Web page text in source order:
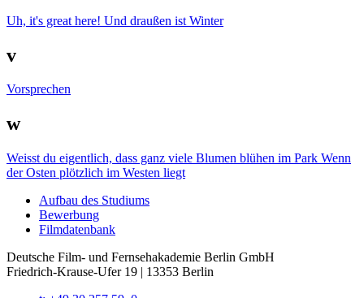
Uh, it's great here! Und draußen ist Winter
v
Vorsprechen
w
Weisst du eigentlich, dass ganz viele Blumen blühen im Park Wenn
der Osten plötzlich im Westen liegt
Auf­bau des Stu­di­ums
Bewer­bung
Film­da­ten­bank
Deutsche Film- und Fernseh­akademie Berlin GmbH
Friedrich-Krause-Ufer 19 | 13353 Berlin